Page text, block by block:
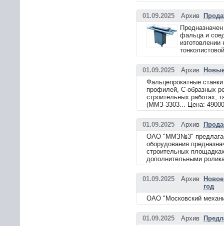
01.09.2025 Архив
фальца и
01.09.2025 Архив
Фальцепрокатные
профилей, С-образных
строительных работах,
(ММЗ-3303... Цена:
01.09.2025 Архив
ОАО "ММЗ№3"
оборудования
строительных
дополнительными
01.09.2025 Архив
год
ОАО "Московский
01.09.2025 Архив